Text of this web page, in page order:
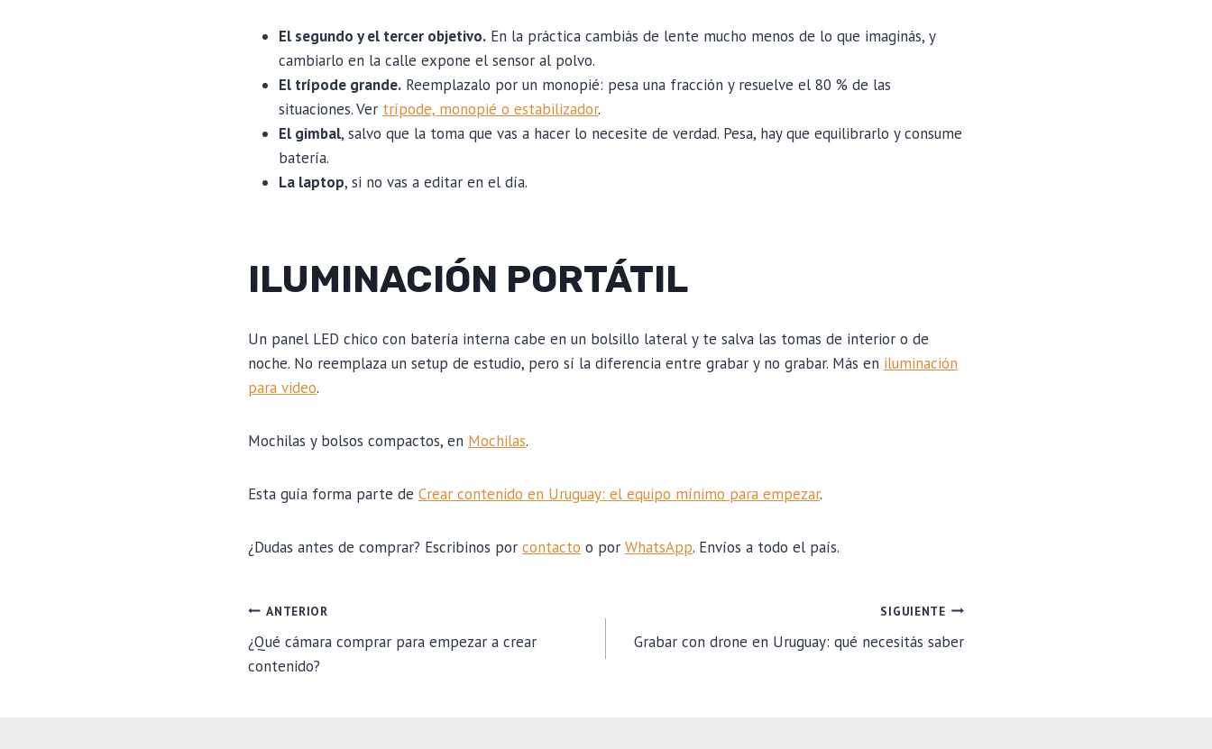
El segundo y el tercer objetivo. En la práctica cambiás de lente mucho menos de lo que imaginás, y
cambiarlo en la calle expone el sensor al polvo.
El trípode grande. Reemplazalo por un monopié: pesa una fracción y resuelve el 80 % de las
situaciones. Ver trípode, monopié o estabilizador.
El gimbal, salvo que la toma que vas a hacer lo necesite de verdad. Pesa, hay que equilibrarlo y consume
batería.
La laptop, si no vas a editar en el día.
ILUMINACIÓN PORTÁTIL
Un panel LED chico con batería interna cabe en un bolsillo lateral y te salva las tomas de interior o de
noche. No reemplaza un setup de estudio, pero sí la diferencia entre grabar y no grabar. Más en iluminación
para video.
Mochilas y bolsos compactos, en Mochilas.
Esta guía forma parte de Crear contenido en Uruguay: el equipo mínimo para empezar.
¿Dudas antes de comprar? Escribinos por contacto o por WhatsApp. Envíos a todo el país.
NAVEGACIÓN
DE
ANTERIOR
¿Qué cámara comprar para empezar a crear
contenido?
SIGUIENTE
Grabar con drone en Uruguay: qué necesitás saber